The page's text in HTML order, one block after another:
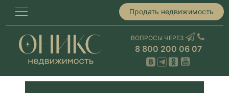
Продать недвижимость
ВОПРОСЫ ЧЕРЕЗ
8 800 200 06 07